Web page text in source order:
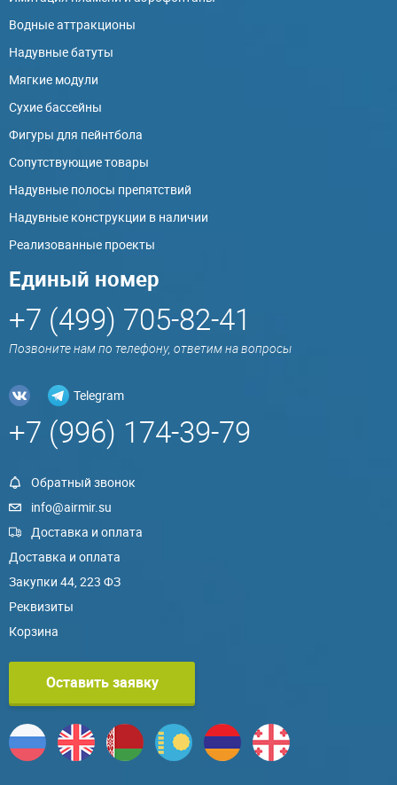
Водные аттракционы
Надувные батуты
Мягкие модули
Сухие бассейны
Фигуры для пейнтбола
Сопутствующие товары
Надувные полосы препятствий
Надувные конструкции в наличии
Реализованные проекты
Единый номер
+7 (499) 705-82-41
Позвоните нам по телефону, ответим на вопросы
Telegram
+7 (996) 174-39-79
Обратный звонок
info@airmir.su
Доставка и оплата
Доставка и оплата
Закупки 44, 223 ФЗ
Реквизиты
Корзина
Оставить заявку